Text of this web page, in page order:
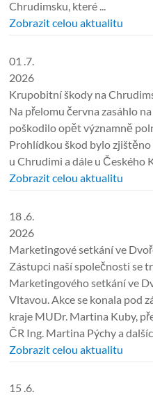
Chrudimsku, které ...
Zobrazit celou aktualitu
01 .7.
2026
Krupobitní škody na
Na přelomu června zasáhlo
poškodilo opět významně
Prohlídkou škod bylo
u Chrudimi a dále u Českého
Zobrazit celou aktualitu
18 .6.
2026
Marketingové setkání ve
Zástupci naší společnosti se
Marketingového setkání ve
Vltavou. Akce se konala pod
kraje MUDr. Martina Kuby,
ČR Ing. Martina Pýchy a
Zobrazit celou aktualitu
15 .6.